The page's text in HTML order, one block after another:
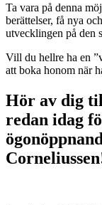
Ta vara på denna
berättelser, få nya
utvecklingen på den
Vill du hellre ha en
att boka honom när
Hör av dig
redan idag